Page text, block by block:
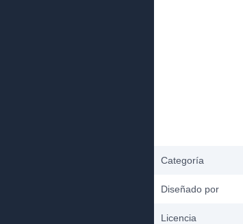
Categoría
Diseñado por
Licencia